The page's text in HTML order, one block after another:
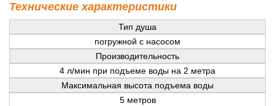
Технические характеристики
Тип душа
погружной с насосом
Производительность
4 л/мин при подъеме воды на 2 метра
Максимальная высота подъема воды
5 метров